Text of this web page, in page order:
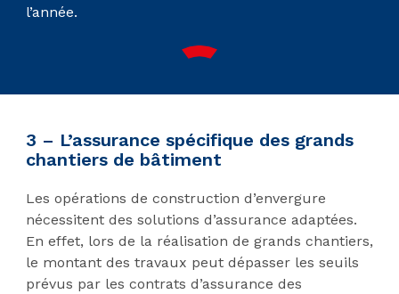
l’année.
3 – L’assurance spécifique des grands
chantiers de bâtiment
Les opérations de construction d’envergure
nécessitent des solutions d’assurance adaptées.
En effet, lors de la réalisation de grands chantiers,
le montant des travaux peut dépasser les seuils
prévus par les contrats d’assurance des